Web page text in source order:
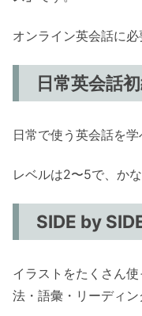
オンライン英会話に必
日常英会話
日常で使う英会話を学
レベルは2〜5で、か
SIDE by
イラストをたくさん
法・語彙・リーディン